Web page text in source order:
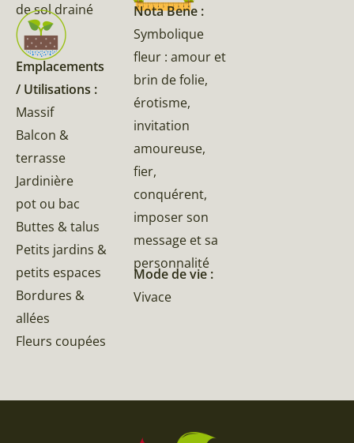
de sol drainé
Emplacements
/ Utilisations :
Massif
Balcon &
terrasse
Jardinière
pot ou bac
Buttes & talus
Petits jardins &
petits espaces
Bordures &
allées
Fleurs coupées
Nota Bene :
Symbolique
fleur : amour et
brin de folie,
érotisme,
invitation
amoureuse,
fier,
conquérent,
imposer son
message et sa
personnalité
Mode de vie :
Vivace